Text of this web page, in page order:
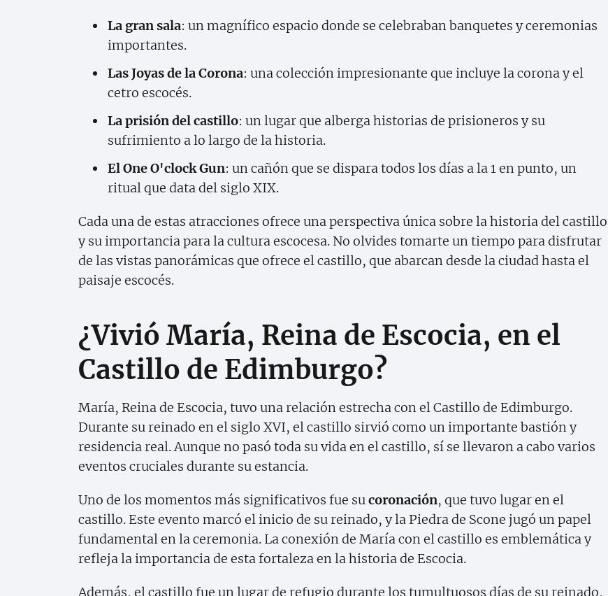
La gran sala: un magnífico espacio donde se celebraban banquetes y ceremonias
importantes.
Las Joyas de la Corona: una colección impresionante que incluye la corona y el
cetro escocés.
La prisión del castillo: un lugar que alberga historias de prisioneros y su
sufrimiento a lo largo de la historia.
El One O'clock Gun: un cañón que se dispara todos los días a la 1 en punto, un
ritual que data del siglo XIX.
Cada una de estas atracciones ofrece una perspectiva única sobre la historia del castillo
y su importancia para la cultura escocesa. No olvides tomarte un tiempo para disfrutar
de las vistas panorámicas que ofrece el castillo, que abarcan desde la ciudad hasta el
paisaje escocés.
¿Vivió María, Reina de Escocia, en el
Castillo de Edimburgo?
María, Reina de Escocia, tuvo una relación estrecha con el Castillo de Edimburgo.
Durante su reinado en el siglo XVI, el castillo sirvió como un importante bastión y
residencia real. Aunque no pasó toda su vida en el castillo, sí se llevaron a cabo varios
eventos cruciales durante su estancia.
Uno de los momentos más significativos fue su coronación, que tuvo lugar en el
castillo. Este evento marcó el inicio de su reinado, y la Piedra de Scone jugó un papel
fundamental en la ceremonia. La conexión de María con el castillo es emblemática y
refleja la importancia de esta fortaleza en la historia de Escocia.
Además, el castillo fue un lugar de refugio durante los tumultuosos días de su reinado,